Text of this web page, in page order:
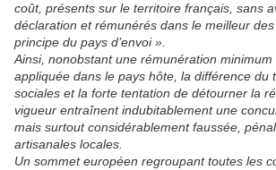
coût, présents sur le territoire français, sans
déclaration et rémunérés dans le meilleur
principe du pays d’envoi ».
Ainsi, nonobstant une rémunération
appliquée dans le pays hôte, la différence du
sociales et la forte tentation de détourner la
vigueur entraînent indubitablement une
mais surtout considérablement faussée,
artisanales locales.
Un sommet européen regroupant toutes les